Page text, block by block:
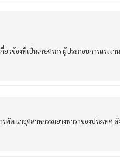
วข้องที่เป็นเกษตรกร ผู้ประกอบการแรงง
นาอุตสาหกรรมยางพาราของประเทศ ดั